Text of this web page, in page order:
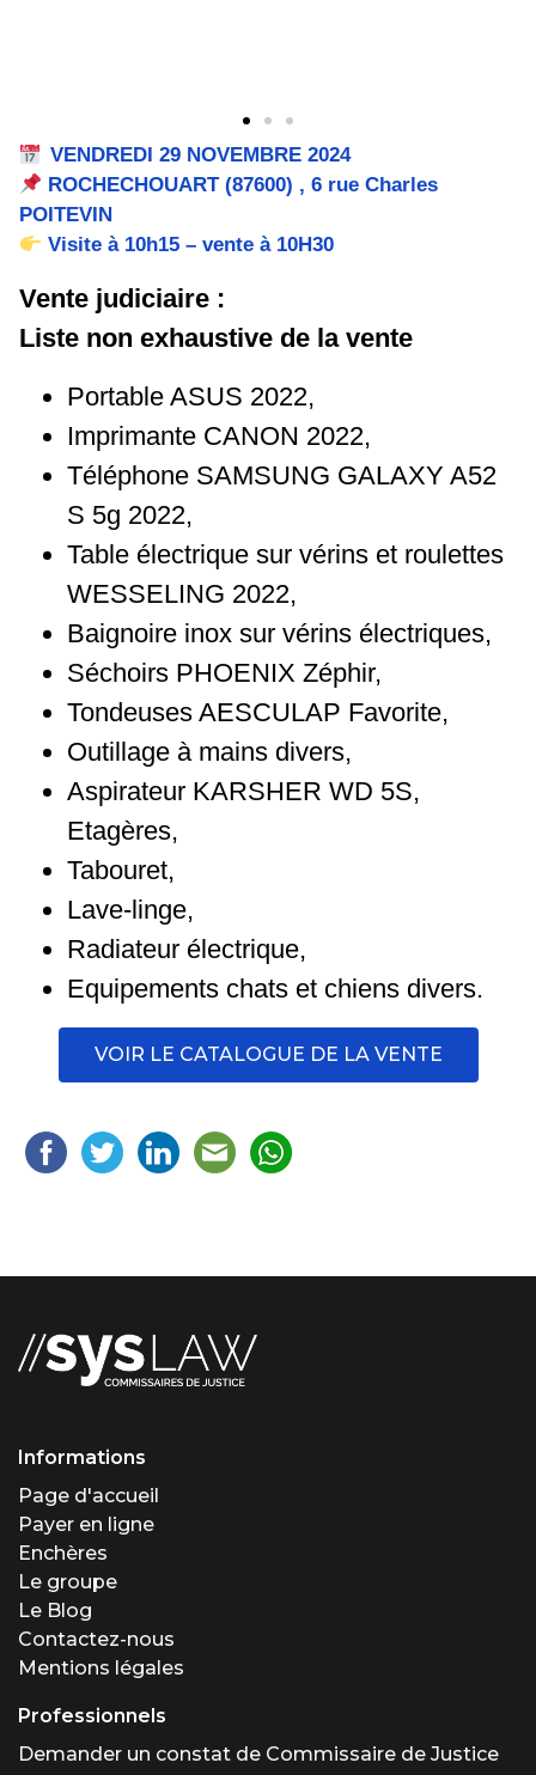
VENDREDI 29 NOVEMBRE 2024
ROCHECHOUART (87600) ,6 rue Charles
POITEVIN
Visite à 10h15 – vente à 10H30
Vente judiciaire :
Liste non exhaustive de la vente
Portable ASUS 2022,
Imprimante CANON 2022,
Téléphone SAMSUNG GALAXY A52
S 5g 2022,
Table électrique sur vérins et roulettes
WESSELING 2022,
Baignoire inox sur vérins électriques,
Séchoirs PHOENIX Zéphir,
Tondeuses AESCULAP Favorite,
Outillage à mains divers,
Aspirateur KARSHER WD 5S,
Etagères,
Tabouret,
Lave-linge,
Radiateur électrique,
Equipements chats et chiens divers.
VOIR LE CATALOGUE DE LA VENTE
Informations
Page d'accueil
Payer en ligne
Enchères
Le groupe
Le Blog
Contactez-nous
Mentions légales
Professionnels
Demander un constat de Commissaire de Justice